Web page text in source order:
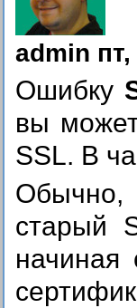
admin пт,
Ошибку
вы
SSL. В
Обычно,
старый
начиная